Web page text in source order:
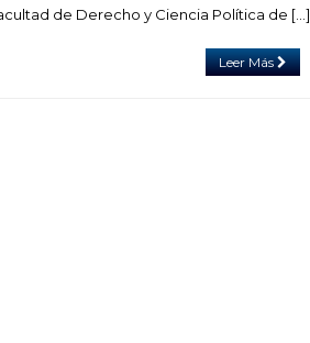
de Derecho y Ciencia Política de […]
Leer Más